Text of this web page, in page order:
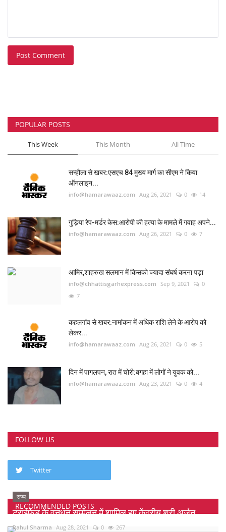
Post Comment
POPULAR POSTS
This Week This Month All Time
सन्हौला से खबर:एसएच 84 मुख्य मार्ग का सीएम ने किया
ऑनलाइन...
info@hamarawaaz.com Aug 26, 2021 0 14
गुड़िया रेप-मर्डर केस:आरोपी की हत्या के मामले में गवाह अपने...
info@hamarawaaz.com Aug 26, 2021 0 7
आमिर,शाहरुख सलमान में किसको ज्यादा संघर्ष करना पड़ा
info@chhattisgarhexpress.com Sep 9, 2021
0
7
कहलगांव से खबर:नामांकन में अधिक राशि लेने के आरोप को
लेकर...
info@hamarawaaz.com Aug 26, 2021 0 5
दिन में पागलपन, रात में चोरी:बगहा में लोगों ने युवक को...
info@hamarawaaz.com Aug 23, 2021 0 4
FOLLOW US
Twitter
RECOMMENDED POSTS
राज्य
ट्राईफेड के वनधन सम्मेलन में शामिल हुए केंद्रीय श्री अर्जुन...
Rahul Sharma Aug 28, 2021 0 267